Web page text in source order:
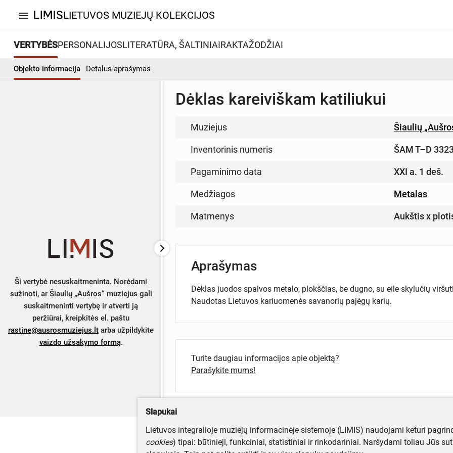
menu LIETUVOS MUZIEJŲ KOLEKCIJOS
VERTYBĖSPERSONALIJOSLITERATŪRA, ŠALTINIAIRAKTAŽODŽIAI
Objekto informacija Detalus aprašymas
Ši vertybė nesuskaitmeninta. Norėdami
sužinoti, ar Šiaulių „Aušros“ muziejus gali
suskaitmeninti vertybę ir atverti ją
peržiūrai, kreipkitės el. paštu
rastine@ausrosmuziejus.lt arba užpildykite
vaizdo užsakymo formą.
Dėklas kareiviškam katiliukui
Muziejus Šiaulių
Inventorinis numeris ŠAM T–D
Pagaminimo data XXI a. 1 deš.
Medžiagos Metalas
Matmenys Aukštis x
Aprašymas
Dėklas juodos spalvos metalo, plokščias, be dugno, su eile skylučių
Naudotas Lietuvos kariuomenės savanorių pajėgų karių.
Turite daugiau informacijos apie objektą?
Parašykite mums!
Slapukai
Lietuvos integralioje muziejų informacinėje sistemoje (LIMIS) naudojami keturi
cookies) tipai: būtinieji, funkciniai, statistiniai ir rinkodariniai. Naršydami toliau Jūs